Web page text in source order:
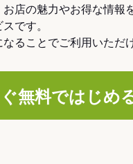
店の魅力やお得な情報
です。
ることでご利用いただ
無料ではじめ